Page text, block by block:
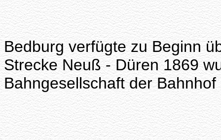
Bedburg verfügte zu Beginn
Strecke Neuß - Düren 1869
Bahngesellschaft der